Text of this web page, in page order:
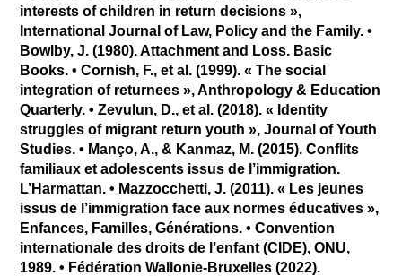
interests of children in return decisions »,
International Journal of Law, Policy and the Family. •
Bowlby, J. (1980). Attachment and Loss. Basic
Books. • Cornish, F., et al. (1999). « The social
integration of returnees », Anthropology & Education
Quarterly. • Zevulun, D., et al. (2018). « Identity
struggles of migrant return youth », Journal of Youth
Studies. • Manço, A., & Kanmaz, M. (2015). Conflits
familiaux et adolescents issus de l’immigration.
L’Harmattan. • Mazzocchetti, J. (2011). « Les jeunes
issus de l’immigration face aux normes éducatives »,
Enfances, Familles, Générations. • Convention
internationale des droits de l’enfant (CIDE), ONU,
1989. • Fédération Wallonie-Bruxelles (2022).